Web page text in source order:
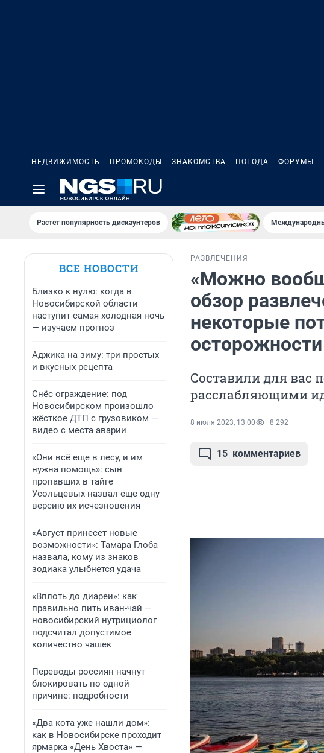
НЕДВИЖИМОСТЬ ПРОМОКОДЫ ЗНАКОМСТВА ПОГОДА ФОРУМЫ
Растет популярность дискаунтеров
ВСЕ НОВОСТИ
Близко к нулю: когда в
Новосибирской области
наступит самая холодная ночь
— изучаем прогноз
Аджика на зиму: три простых
и вкусных рецепта
Снёс ограждение: под
Новосибирском произошло
жёсткое ДТП с грузовиком —
видео с места аварии
«Они всё еще в лесу, и им
нужна помощь»: сын
пропавших в тайге
Усольцевых назвал еще одну
версию их исчезновения
«Август принесет новые
возможности»: Тамара Глоба
назвала, кому из знаков
зодиака улыбнется удача
«Вплоть до диареи»: как
правильно пить иван-чай —
новосибирский нутрициолог
подсчитал допустимое
количество чашек
Переводы россиян начнут
блокировать по одной
причине: подробности
«Два кота уже нашли дом»:
как в Новосибирске проходит
ярмарка «День Хвоста» —
РАЗВЛЕЧЕНИЯ
«Можно
обзор
некоторые
осторожности
Составили для вас
расслабляющими
8 июля 2023, 13:00 8 292
15 комментариев